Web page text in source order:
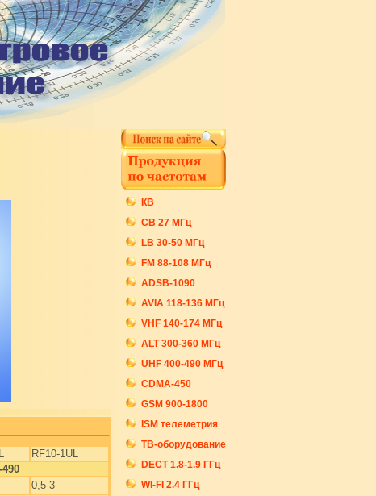
RF10-1UL
490
0,5-3
КВ
СB 27 МГц
LB 30-50 МГц
FM 88-108 МГц
ADSB-1090
AVIA 118-136 МГц
VHF 140-174 МГц
ALT 300-360 МГц
UHF 400-490 МГц
CDMA-450
GSM 900-1800
ISM телеметрия
ТВ-оборудование
DECT 1.8-1.9 ГГц
WI-FI 2.4 ГГц